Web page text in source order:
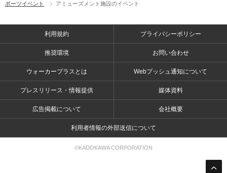
ポーツイベント
アミューズメント施設のイベント
利用規約 プライバシーポリシー
推奨環境 お問い合わせ
ウォーカープラスとは Webプッシュ通知について
プレスリリース・情報提供 媒体資料
広告掲載について 会社概要
利用者情報の外部送信について
©KADOKAWA CORPORATION